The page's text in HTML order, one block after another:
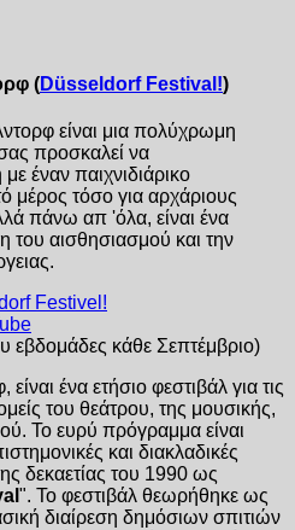
(Düsseldorf Festival!)
είναι μια πολύχρωμη
προσκαλεί να
έναν παιχνιδιάρικο
μέρος τόσο για αρχάριους
πάνω απ 'όλα, είναι ένα
του αισθησιασμού και την
Festivel!
εβδομάδες κάθε Σεπτέμβριο)
ένα ετήσιο φεστιβάλ για τις
του θεάτρου, της μουσικής,
Το ευρύ πρόγραμμα είναι
και διακλαδικές
δεκαετίας του 1990 ως
". Το φεστιβάλ θεωρήθηκε ως
διαίρεση δημόσιων σπιτιών